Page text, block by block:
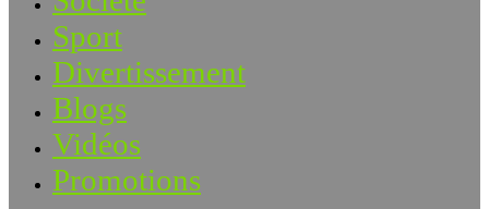
Sport
Divertissement
Blogs
Vidéos
Promotions